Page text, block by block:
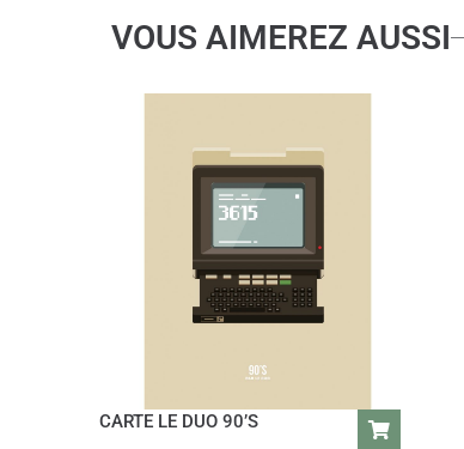
VOUS AIMEREZ AUSSI
CARTE LE DUO 90’S